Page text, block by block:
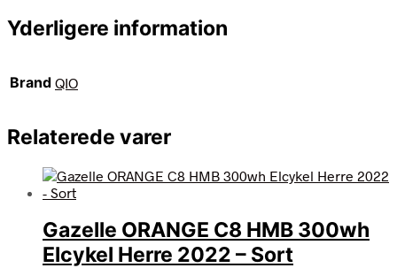
Yderligere information
Brand QIO
Relaterede varer
Gazelle ORANGE C8 HMB 300wh
Elcykel Herre 2022 – Sort